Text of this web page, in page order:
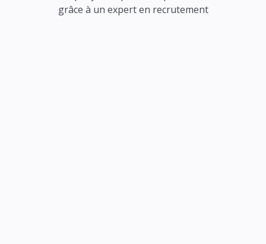
grâce à un expert en recrutement